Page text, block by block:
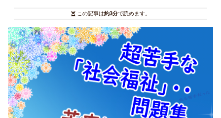
この記事は約3分で読めます。